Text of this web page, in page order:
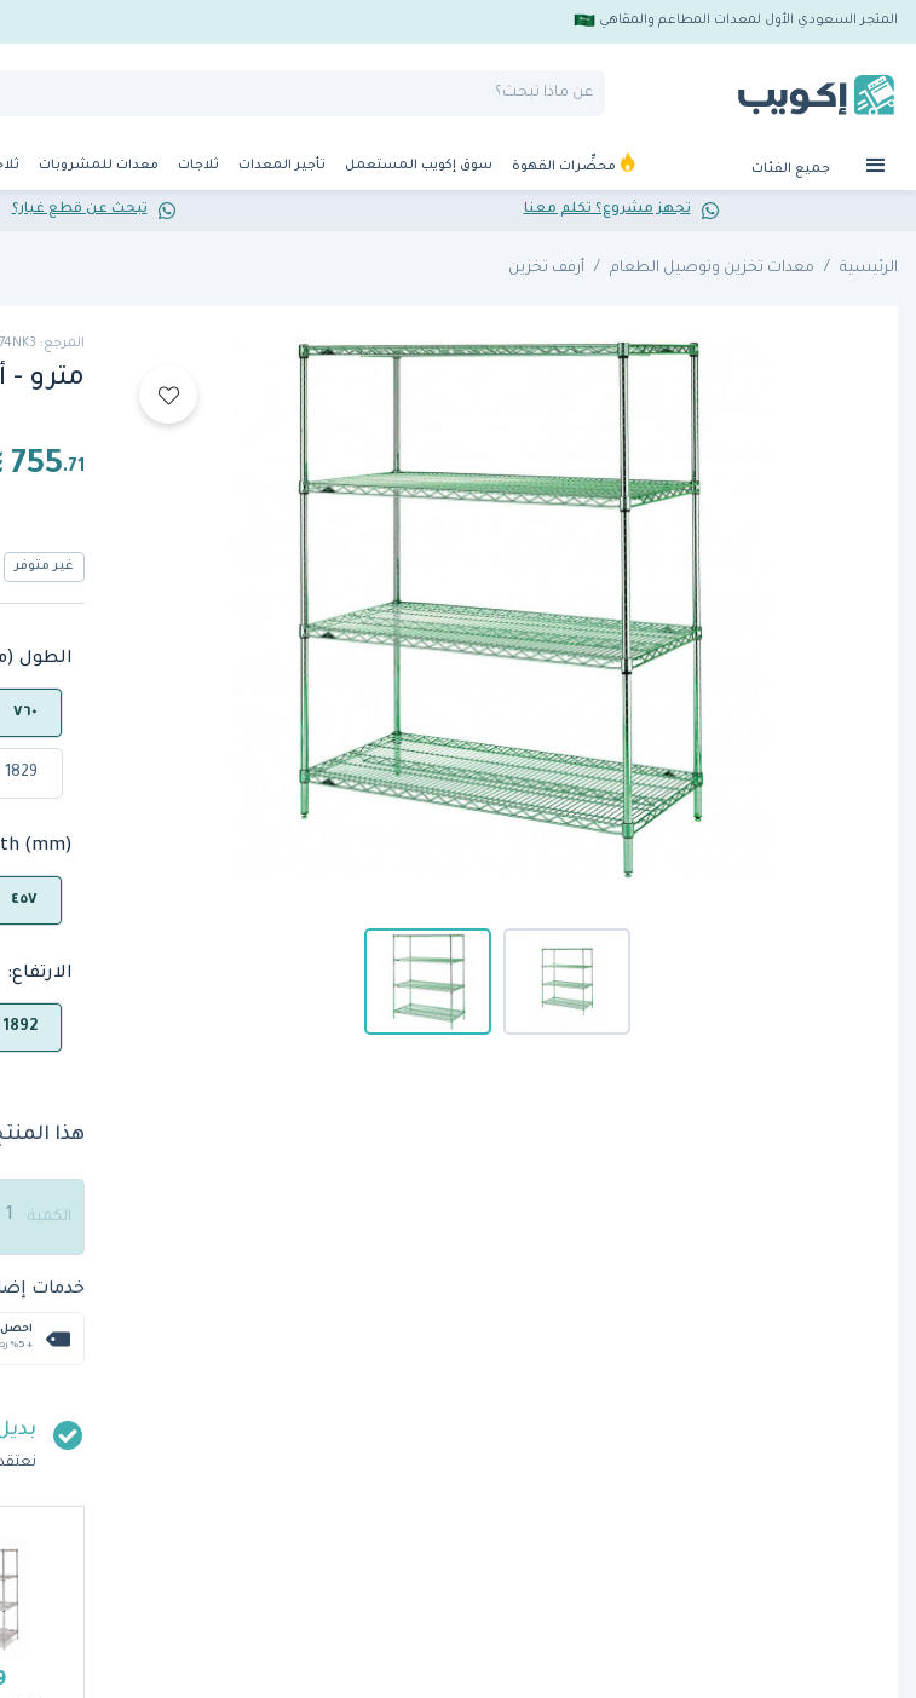
المتجر السعودي الأول لمعدات المطاعم والمقاهي
جميع الفئات محضِّرات القهوة سوق إكويب المستعمل تأجير المعدات ثلاجات معدات للمشروبات
تجهز مشروع؟ تكلم معنا تبحث عن قطع غيار؟
الرئيسية معدات تخزين وتوصيل الطعام أرفف تخزين
المرجع: 4T183074NK3
مترو -
755.71
غير متوفر
الطول
٧٦٠
1829
(mm):
٤٥٧
الارتفاع:
1892
هذا
الكمية
خدمات
+ %5 رصيد في المتجر